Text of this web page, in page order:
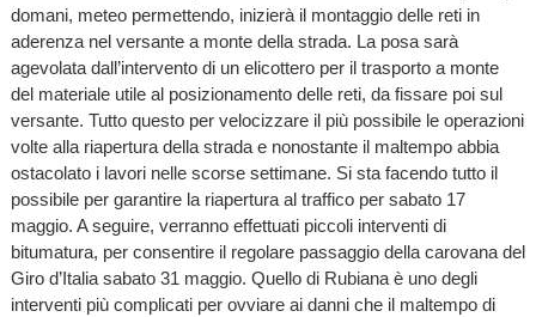
domani, meteo permettendo, inizierà il montaggio delle reti in
aderenza nel versante a monte della strada. La posa sarà
agevolata dall’intervento di un elicottero per il trasporto a monte
del materiale utile al posizionamento delle reti, da fissare poi sul
versante. Tutto questo per velocizzare il più possibile le operazioni
volte alla riapertura della strada e nonostante il maltempo abbia
ostacolato i lavori nelle scorse settimane. Si sta facendo tutto il
possibile per garantire la riapertura al traffico per sabato 17
maggio. A seguire, verranno effettuati piccoli interventi di
bitumatura, per consentire il regolare passaggio della carovana del
Giro d’Italia sabato 31 maggio. Quello di Rubiana è uno degli
interventi più complicati per ovviare ai danni che il maltempo di